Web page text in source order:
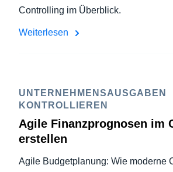
Controlling im Überblick.
Weiterlesen
UNTERNEHMENSAUSGABEN
KONTROLLIEREN
Agile Finanzprognosen im
erstellen
Agile Budgetplanung: Wie moderne